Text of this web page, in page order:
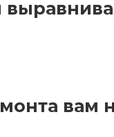
вам